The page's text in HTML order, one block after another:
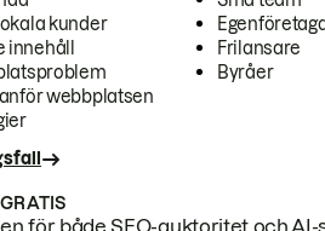
kunder
innehåll
webbplatsen
Frilansare
Byråer
för både SEO-auktoritet och AI-